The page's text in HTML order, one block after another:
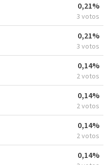
0,21%
3 votos
0,21%
3 votos
0,14%
2 votos
0,14%
2 votos
0,14%
2 votos
0,14%